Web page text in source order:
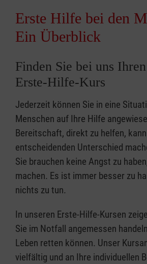
Erste Hilfe bei den
Ein Überblick
Finden Sie bei uns
Erste-Hilfe-Kurs
Jederzeit können Sie in eine
Menschen auf Ihre Hilfe
Bereitschaft, direkt zu helfen,
entscheidenden Unterschied
Sie brauchen keine Angst zu
machen. Es ist immer besser zu
nichts zu tun.
In unseren Erste-Hilfe-Kursen
Sie im Notfall angemessen
Leben retten können. Unser
vielfältig und an Ihre individuellen